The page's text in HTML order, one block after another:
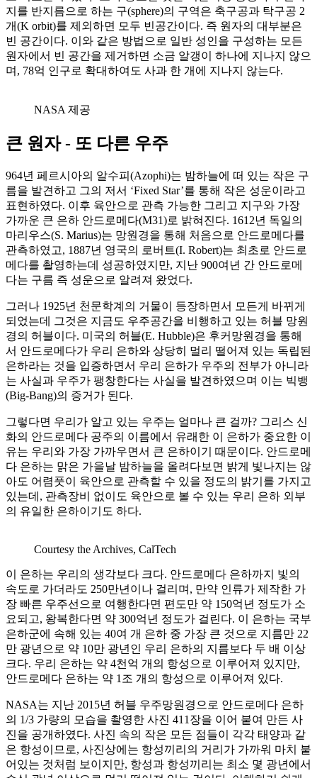
지를 반지름으로 하는 구(sphere)의 구역은 축구공과 탁구공 2
개(K orbit)를 제외하면 모두 빈공간이다. 즉 원자의 대부분은
빈 공간이다. 이와 같은 방법으로 일반 성인을 구성하는 모든
원자에서 빈 공간을 제거하면 소금 알갱이 하나에 지나지 않으
며, 78억 인구로 확대하여도 사과 한 개에 지나지 않는다.
NASA 제공
큰 원자 ‐ 또 다른 우주
964년 페르시아의 알수피(Azophi)는 밤하늘에 떠 있는 작은 구
름을 발견하고 그의 저서 ‘Fixed Star’를 통해 작은 성운이라고
표현하였다. 이후 육안으로 관측 가능한 그리고 지구와 가장
가까운 큰 은하 안드로메다(M31)로 밝혀진다. 1612년 독일의
마리우스(S. Marius)는 망원경을 통해 처음으로 안드로메다를
관측하였고, 1887년 영국의 로버트(I. Robert)는 최초로 안드로
메다를 촬영하는데 성공하였지만, 지난 900여년 간 안드로메
다는 구름 즉 성운으로 알려져 왔었다.
그러나 1925년 천문학계의 거물이 등장하면서 모든게 바뀌게
되었는데 그것은 지금도 우주공간을 비행하고 있는 허블 망원
경의 허블이다. 미국의 허블(E. Hubble)은 후커망원경을 통해
서 안드로메다가 우리 은하와 상당히 멀리 떨어져 있는 독립된
은하라는 것을 입증하면서 우리 은하가 우주의 전부가 아니라
는 사실과 우주가 팽창한다는 사실을 발견하였으며 이는 빅뱅
(Big-Bang)의 증거가 된다.
그렇다면 우리가 알고 있는 우주는 얼마나 큰 걸까? 그리스 신
화의 안드로메다 공주의 이름에서 유래한 이 은하가 중요한 이
유는 우리와 가장 가까우면서 큰 은하이기 때문이다. 안드로메
다 은하는 맑은 가을날 밤하늘을 올려다보면 밝게 빛나지는 않
아도 어렴풋이 육안으로 관측할 수 있을 정도의 밝기를 가지고
있는데, 관측장비 없이도 육안으로 볼 수 있는 우리 은하 외부
의 유일한 은하이기도 하다.
Courtesy the Archives, CalTech
이 은하는 우리의 생각보다 크다. 안드로메다 은하까지 빛의
속도로 가더라도 250만년이나 걸리며, 만약 인류가 제작한 가
장 빠른 우주선으로 여행한다면 편도만 약 150억년 정도가 소
요되고, 왕복한다면 약 300억년 정도가 걸린다. 이 은하는 국부
은하군에 속해 있는 40여 개 은하 중 가장 큰 것으로 지름만 22
만 광년으로 약 10만 광년인 우리 은하의 지름보다 두 배 이상
크다. 우리 은하는 약 4천억 개의 항성으로 이루어져 있지만,
안드로메다 은하는 약 1조 개의 항성으로 이루어져 있다.
NASA는 지난 2015년 허블 우주망원경으로 안드로메다 은하
의 1/3 가량의 모습을 촬영한 사진 411장을 이어 붙여 만든 사
진을 공개하였다. 사진 속의 작은 모든 점들이 각각 태양과 같
은 항성이므로, 사진상에는 항성끼리의 거리가 가까워 마치 붙
어있는 것처럼 보이지만, 항성과 항성끼리는 최소 몇 광년에서